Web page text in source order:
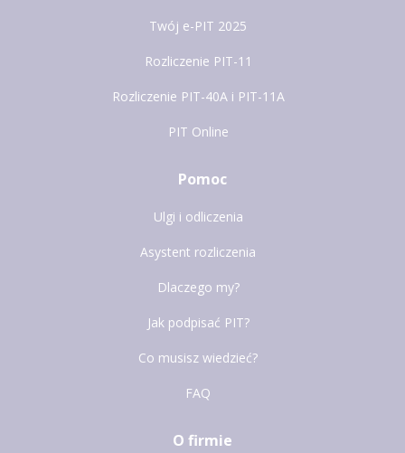
Twój e-PIT 2025
Rozliczenie PIT-11
Rozliczenie PIT-40A i PIT-11A
PIT Online
Pomoc
Ulgi i odliczenia
Asystent rozliczenia
Dlaczego my?
Jak podpisać PIT?
Co musisz wiedzieć?
FAQ
O firmie